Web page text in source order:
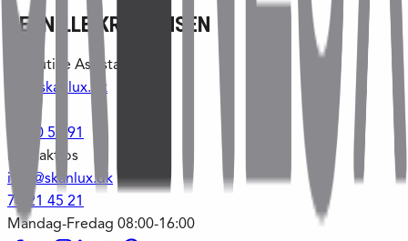
PERNILLE KRISTENSEN
Executive Assistant
plk@skanlux.dk
53 60 50 91
Kontakt os
info@skanlux.dk
70 21 45 21
Mandag-Fredag 08:00-16:00